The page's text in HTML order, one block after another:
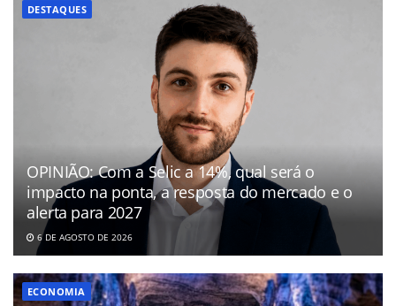
DESTAQUES
OPINIÃO: Com a Selic a 14%, qual será o
impacto na ponta, a resposta do mercado e o
alerta para 2027
6 DE AGOSTO DE 2026
ECONOMIA